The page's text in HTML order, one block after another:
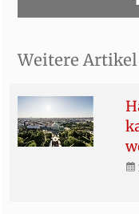
Weitere